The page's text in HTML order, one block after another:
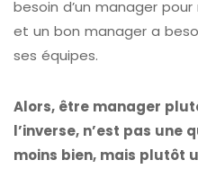
besoin d’un manager
et un bon manager a
ses équipes.
Alors, être manager
l’inverse, n’est pas une
moins bien, mais plutôt